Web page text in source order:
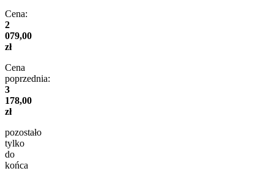
Cena:
2
079,00
zł
Cena
poprzednia:
3
178,00
zł
pozostało
tylko
do
końca